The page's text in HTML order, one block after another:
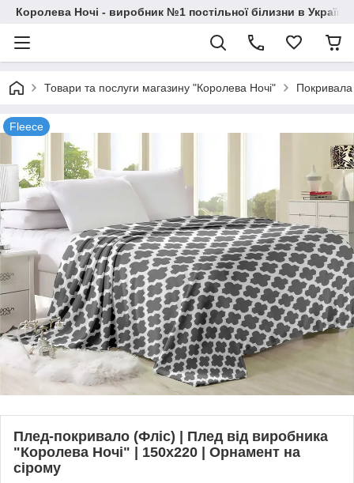
Королева Ночі - виробник №1 постільної білизни в Україні
Товари та послуги магазину "Королева Ночі" Покривала
Fleece
Плед-покривало (Фліс) | Плед від виробника
"Королева Ночі" | 150х220 | Орнамент на
сірому